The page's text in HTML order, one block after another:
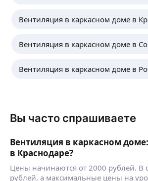
Вентиляция в каркасном доме в
Вентиляция в каркасном доме в
Вентиляция в каркасном доме в
Вы часто спрашиваете
Вентиляция в каркасном
в Краснодаре?
Цены начинаются от 2000 рублей. В
рублей, а максимальные цены на